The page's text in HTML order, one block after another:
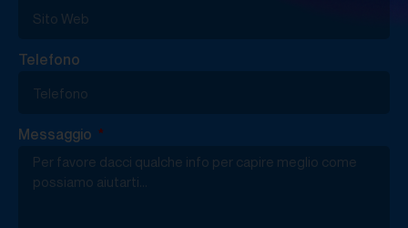
Telefono
Messaggio